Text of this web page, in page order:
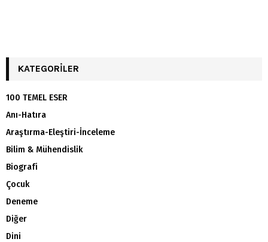
KATEGORILER
100 TEMEL ESER
Anı-Hatıra
Araştırma-Eleştiri-İnceleme
Bilim & Mühendislik
Biografi
Çocuk
Deneme
Diğer
Dini